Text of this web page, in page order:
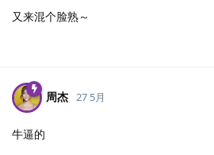
又来混个脸熟～
周杰 27 5月
牛逼的